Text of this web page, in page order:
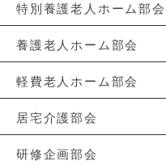
特別養護老人ホーム部会
養護老人ホーム部会
軽費老人ホーム部会
居宅介護部会
研修企画部会